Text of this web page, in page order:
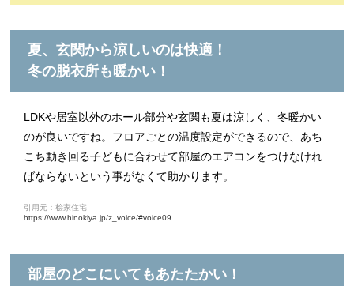
夏、玄関から涼しいのは快適！
冬の脱衣所も暖かい！
LDKや居室以外のホール部分や玄関も夏は涼しく、冬暖かい
のが良いですね。フロアごとの温度設定ができるので、あち
こち動き回る子どもに合わせて部屋のエアコンをつけなけれ
ばならないという事がなくて助かります。
引用元：桧家住宅
https://www.hinokiya.jp/z_voice/#voice09
部屋のどこにいてもあたたかい！